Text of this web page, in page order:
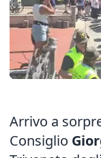
Arrivo a
Consiglio